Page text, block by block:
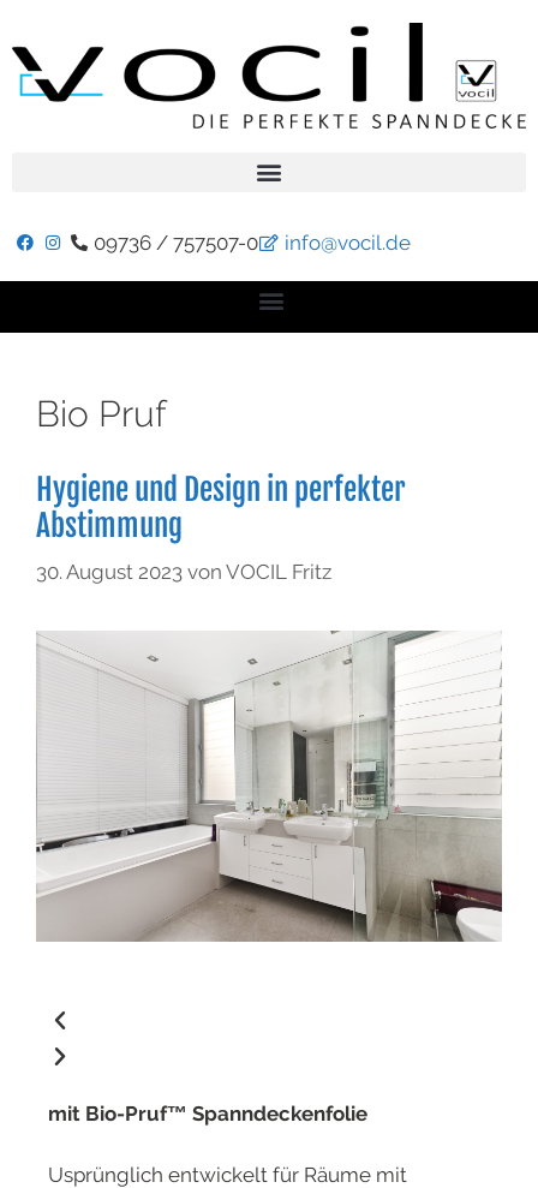
09736 / 757507-0 info@vocil.de
Bio Pruf
Hygiene und Design in perfekter
Abstimmung
30. August 2023 von VOCIL Fritz
mit Bio-Pruf™ Spanndeckenfolie
Usprünglich entwickelt für Räume mit